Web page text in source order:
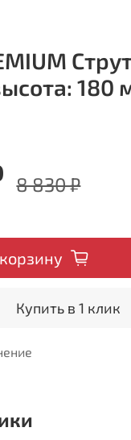
180
8 830 ₽
Купить в 1 клик